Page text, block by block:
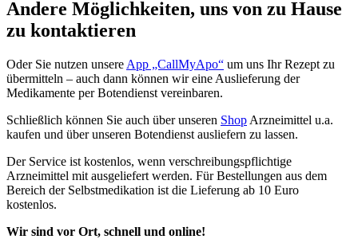
Andere Möglichkeiten, uns von zu Hause
zu kontaktieren
Oder Sie nutzen unsere App „CallMyApo“ um uns Ihr Rezept zu
übermitteln – auch dann können wir eine Auslieferung der
Medikamente per Botendienst vereinbaren.
Schließlich können Sie auch über unseren Shop Arzneimittel u.a.
kaufen und über unseren Botendienst ausliefern zu lassen.
Der Service ist kostenlos, wenn verschreibungspflichtige
Arzneimittel mit ausgeliefert werden. Für Bestellungen aus dem
Bereich der Selbstmedikation ist die Lieferung ab 10 Euro
kostenlos.
Wir sind vor Ort, schnell und online!